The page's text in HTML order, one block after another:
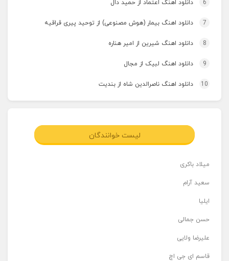
6 دانلود اهنگ اعتماد از حمید دال
7 دانلود اهنگ بیمار (هوش مصنوعی) از توحید پیری قراقیه
8 دانلود اهنگ شیرین از امیر هناره
9 دانلود اهنگ لبیک از مجال
10 دانلود اهنگ ناصرالدین شاه از بندیت
لیست خوانندگان
میلاد باکری
سعید آرام
ایلیا
حسن جمالی
علیرضا ولایی
قاسم ای جی اچ